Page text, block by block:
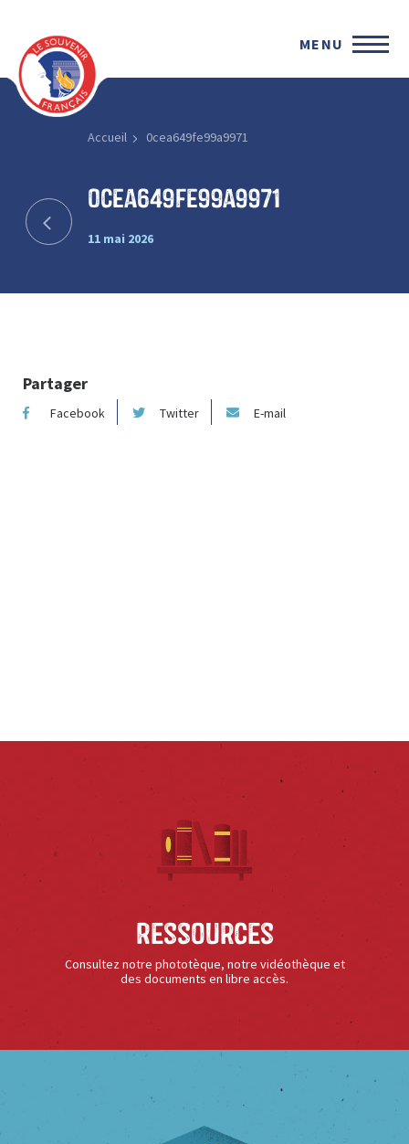
MENU
Accueil 0cea649fe99a9971
0cea649fe99a9971
11 mai 2026
Partager
Facebook Twitter E-mail
Ressources
Consultez notre phototèque, notre vidéothèque et
des documents en libre accès.